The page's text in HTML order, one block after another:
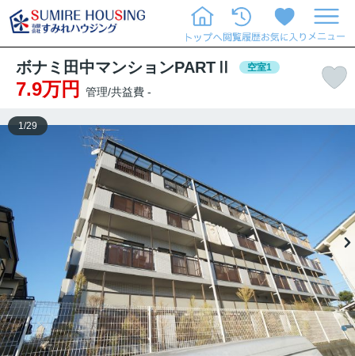
ボナミ田中マンションPARTⅡ 空室1
7.9万円 管理/共益費 -
1 /29